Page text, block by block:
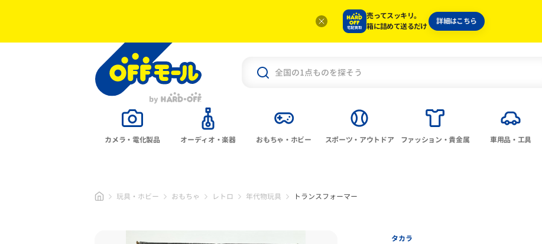
売ってスッキリ。
箱に詰めて送るだけ
詳細はこちら
カメラ・電化製品 オーディオ・楽器 おもちゃ・ホビー スポーツ・アウトドア ファッション・貴金属 車用品・工具
玩具・ホビー おもちゃ レトロ 年代物玩具 トランスフォーマー
タカラ